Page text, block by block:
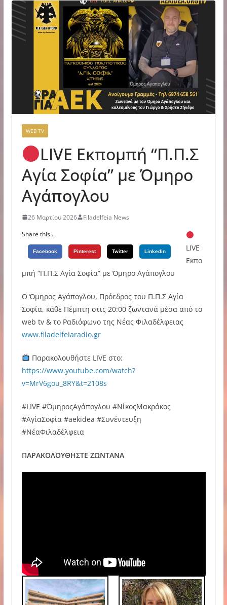
WEB TV
LIVE Εκπομπή “Π.Π.Σ
Αγία Σοφία” με Όμηρο
Αγάπογλου
26 Μαρτίου 2026
Filadelfeia News
Share this...
Facebook Pinterest Twitter Linkedin
LIVE
Εκπο
μπή “Π.Π.Σ Αγία Σοφία” με Όμηρο Αγάπογλου
Ο Όμηρος Αγάπογλου, Πρόεδρος του Π.Π.Σ Αγία
Σοφία, κάθε Πέμπτη στις 20:00 ζωντανά μέσα από το
web tv & το Ραδιόφωνο της Νέας Φιλαδέλφειας
www.filadelfeiaradio.gr
Παρακολουθήστε LIVE στο:
https://www.youtube.com/watch?
v=MrV6gou_8RY&t=2108s
#LIVE #ΌμηροςΑγάπογλου #ΝίκοςΜακράκος
#ΑγίαΣοφία #aekidea #Συνέντευξη
#ΝέαΦιλαδέλφεια
ΠΑΡΑΚΟΛΟΥΘΗΣΤΕ ΖΩΝΤΑΝΑ